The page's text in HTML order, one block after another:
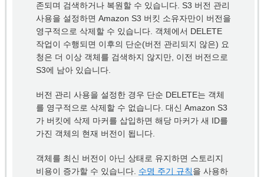
존되며 검색하거나 복원할 수 있습니다. S3 버전 관리
사용을 설정하면 Amazon S3 버킷 소유자만이 버전을
영구적으로 삭제할 수 있습니다. 객체에서 DELETE
작업이 수행되면 이후의 단순(버전 관리되지 않은) 요
청은 더 이상 객체를 검색하지 않지만, 이전 버전으로
S3에 남아 있습니다.
버전 관리 사용을 설정한 경우 단순 DELETE는 객체
를 영구적으로 삭제할 수 없습니다. 대신 Amazon S3
가 버킷에 삭제 마커를 삽입하면 해당 마커가 새 ID를
가진 객체의 현재 버전이 됩니다.
객체를 최신 버전이 아닌 상태로 유지하면 스토리지
비용이 증가할 수 있습니다. 수명 주기 규칙을 사용하